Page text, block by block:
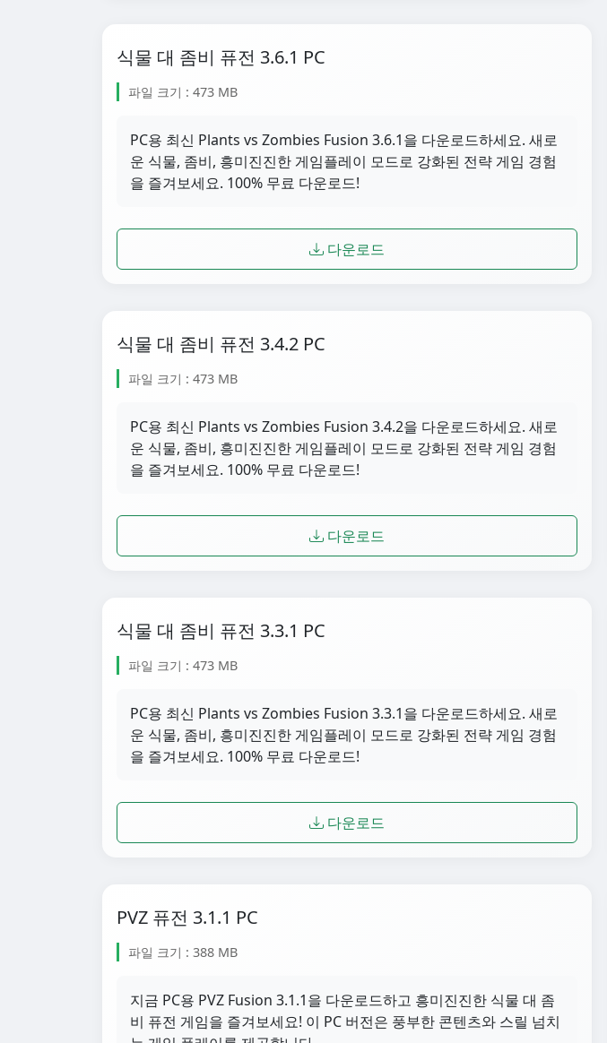
식물 대 좀비 퓨전 3.6.1 PC
파일 크기 : 473 MB
PC용 최신 Plants vs Zombies Fusion 3.6.1을 다운로드하세요. 새로
운 식물, 좀비, 흥미진진한 게임플레이 모드로 강화된 전략 게임 경험
을 즐겨보세요. 100% 무료 다운로드!
다운로드
식물 대 좀비 퓨전 3.4.2 PC
파일 크기 : 473 MB
PC용 최신 Plants vs Zombies Fusion 3.4.2을 다운로드하세요. 새로
운 식물, 좀비, 흥미진진한 게임플레이 모드로 강화된 전략 게임 경험
을 즐겨보세요. 100% 무료 다운로드!
다운로드
식물 대 좀비 퓨전 3.3.1 PC
파일 크기 : 473 MB
PC용 최신 Plants vs Zombies Fusion 3.3.1을 다운로드하세요. 새로
운 식물, 좀비, 흥미진진한 게임플레이 모드로 강화된 전략 게임 경험
을 즐겨보세요. 100% 무료 다운로드!
다운로드
PVZ 퓨전 3.1.1 PC
파일 크기 : 388 MB
지금 PC용 PVZ Fusion 3.1.1을 다운로드하고 흥미진진한 식물 대 좀
비 퓨전 게임을 즐겨보세요! 이 PC 버전은 풍부한 콘텐츠와 스릴 넘치